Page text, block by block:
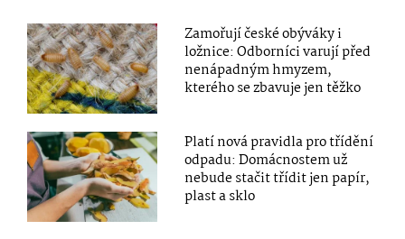
Zamořují české obýváky i
ložnice: Odborníci varují před
nenápadným hmyzem,
kterého se zbavuje jen těžko
Platí nová pravidla pro třídění
odpadu: Domácnostem už
nebude stačit třídit jen papír,
plast a sklo